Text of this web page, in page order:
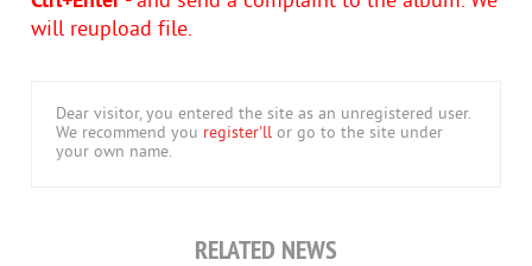
will reupload file.
Dear visitor, you entered the site as an unregistered user.
We recommend you register'll or go to the site under
your own name.
RELATED NEWS